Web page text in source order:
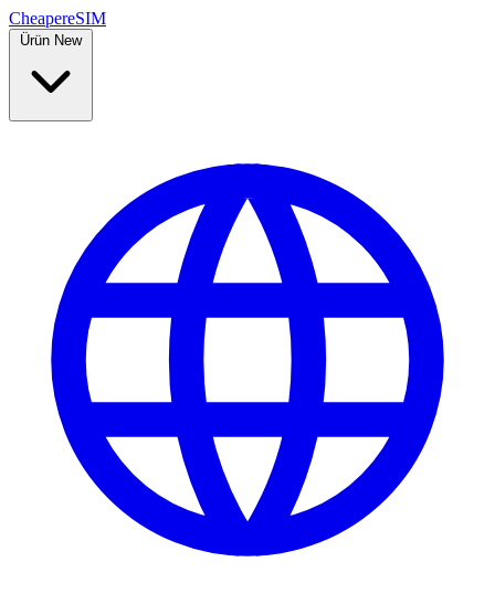
CheapereSIM
Ürün New